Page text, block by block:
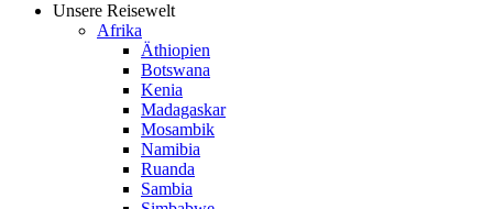
Unsere Reisewelt
Afrika
Äthiopien
Botswana
Kenia
Madagaskar
Mosambik
Namibia
Ruanda
Sambia